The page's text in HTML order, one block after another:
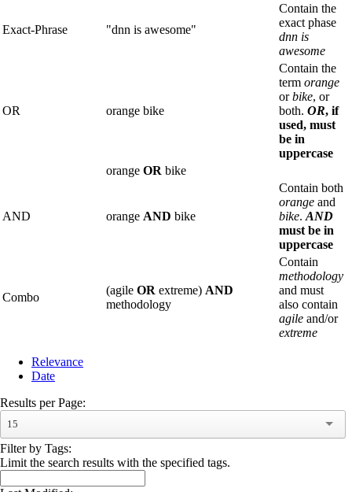
Exact-Phrase "dnn is awesome"
Contain the
exact phase
dnn is
awesome
OR orange bike
Contain the
term orange
orbike, or
both. OR, if
used, must
be in
uppercase
orange OR bike
AND orange AND bike
Contain both
orange and
bike. AND
must be in
uppercase
Combo
(agile OR extreme) AND
methodology
Contain
methodology
and must
also contain
agile and/or
extreme
Relevance
Date
Results per Page:
15
Filter by Tags:
Limit the search results with the specified tags.